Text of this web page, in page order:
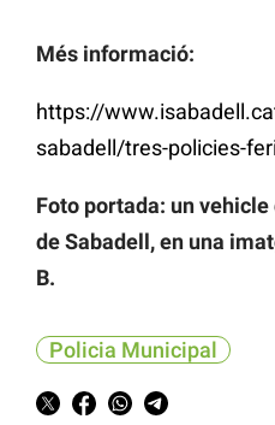
Més informació:
https://
sabadell/tres-policies-
Foto portada: un
de Sabadell, en una
B.
Policia Municipal